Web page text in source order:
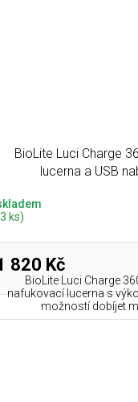
BioLite Luci Charge
lucerna a USB
ks)
820 Kč
BioLite Luci Charge
nafukovací lucerna s
možností dobíjet